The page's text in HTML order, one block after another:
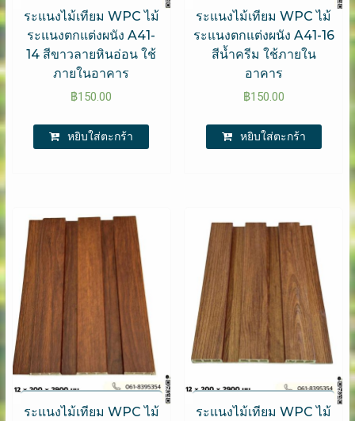
ระแนงไม้เทียม WPC ไม้
ระแนงตกแต่งผนัง A41-
14 สีขาวลายหินอ่อน ใช้
ภายในอาคาร
฿150.00
หยิบใส่ตะกร้า
ระแนงไม้เทียม WPC ไม้
ระแนงตกแต่งผนัง A41-16
สีน้ำครีม ใช้ภายใน
อาคาร
฿150.00
หยิบใส่ตะกร้า
ระแนงไม้เทียม WPC ไม้
ระแนงไม้เทียม WPC ไม้